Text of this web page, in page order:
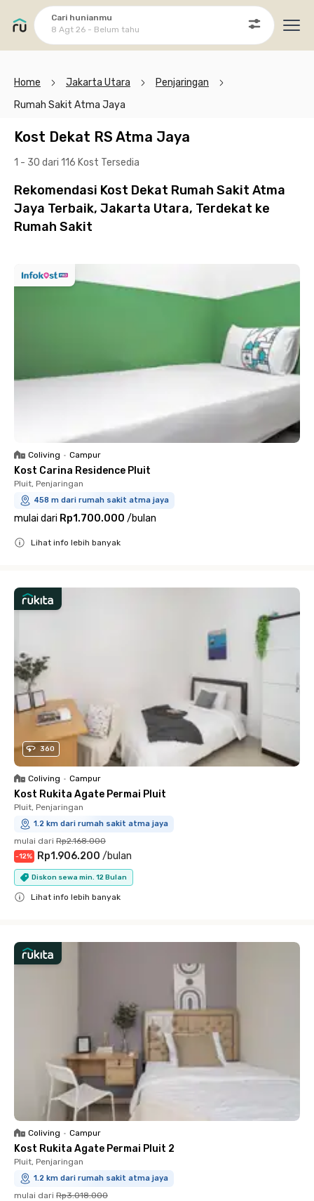
Cari hunianmu
8 Agt 26 - Belum tahu
Home Jakarta Utara
Penjaringan
Rumah Sakit Atma Jaya
Kost Dekat RS Atma Jaya
1 - 30 dari 116 Kost Tersedia
Rekomendasi Kost Dekat Rumah Sakit Atma
Jaya Terbaik, Jakarta Utara, Terdekat ke
Rumah Sakit
Coliving • Campur
Kost Carina Residence Pluit
Pluit, Penjaringan
458 m dari rumah sakit atma jaya
mulai dari Rp1.700.000 /bulan
Lihat info lebih banyak
360
Coliving • Campur
Kost Rukita Agate Permai Pluit
Pluit, Penjaringan
1.2 km dari rumah sakit atma jaya
mulai dari Rp2.168.000
-12% Rp1.906.200 /bulan
Diskon sewa min. 12 Bulan
Lihat info lebih banyak
Coliving • Campur
Kost Rukita Agate Permai Pluit 2
Pluit, Penjaringan
1.2 km dari rumah sakit atma jaya
mulai dari Rp3.018.000